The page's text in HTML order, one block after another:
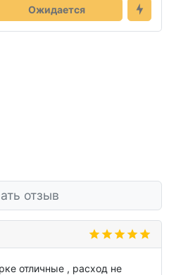
Ожидается
отзыв
отличные , расход не